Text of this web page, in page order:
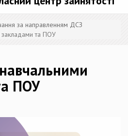
за направленням ДСЗ
закладами та ПОУ
ПОУ